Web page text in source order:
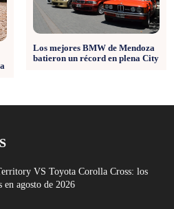
Los mejores BMW de Mendoza
batieron un récord en plena City
VS Toyota Corolla Cross: los
en agosto de 2026